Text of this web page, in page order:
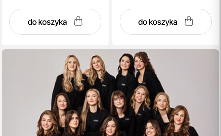
do koszyka do koszyka